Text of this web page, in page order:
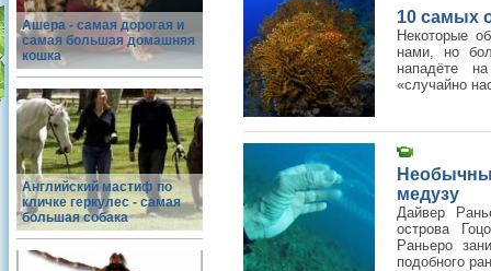
Ашера - самая дорогая и
самая большая домашняя
кошка
Английский мастиф по
кличке геркулес - самая
большая собака
10 самых
Некоторые
нами, но
нападёте
«случайно
медузу
Дайвер
острова
Раньеро
подобного